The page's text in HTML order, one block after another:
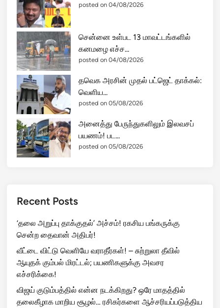
posted on 04/08/2026
சென்னை உள்பட 13 மாவட்டங்களில்
கனமழை எச்ச...
posted on 04/08/2026
தவெக அரசின் முதல் பட்ஜெட் தாக்கல்:
வெளிய...
posted on 05/08/2026
அனைத்து பேருந்துகளிலும் இலவசப்
பயணம்! பட...
posted on 05/08/2026
Recent Posts
‘தலை அறுப்பு தாக்குதல்’ அச்சம்! ரகசிய பங்கருக்கு
சென்ற தைவான் அதிபர்!
வீட்டை விட்டு வெளியே வராதீர்கள்! – சுற்றுலா தீவில்
ஆயுதக் கும்பல் மிரட்டல்; பயணிகளுக்கு அவசர
எச்சரிக்கை!
விஜய் குடும்பத்தில் என்ன நடக்கிறது? ஒரே மாதத்தில்
தலைகீழாக மாறிய சூழல்… ரசிகர்களை ஆச்சரியப்படுத்திய